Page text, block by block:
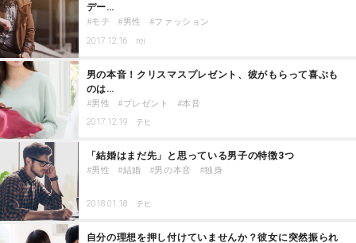
デー…
モテ 男性 ファッション
2017.12.16 rei
男の本音！クリスマスプレゼント、彼がもらって喜ぶも
のは…
男性 プレゼント 本音
2017.12.19 テヒ
「結婚はまだ先」と思っている男子の特徴3つ
男性 結婚 男の本音 独身
2018.01.18 テヒ
自分の理想を押し付けていませんか？彼女に突然振られ